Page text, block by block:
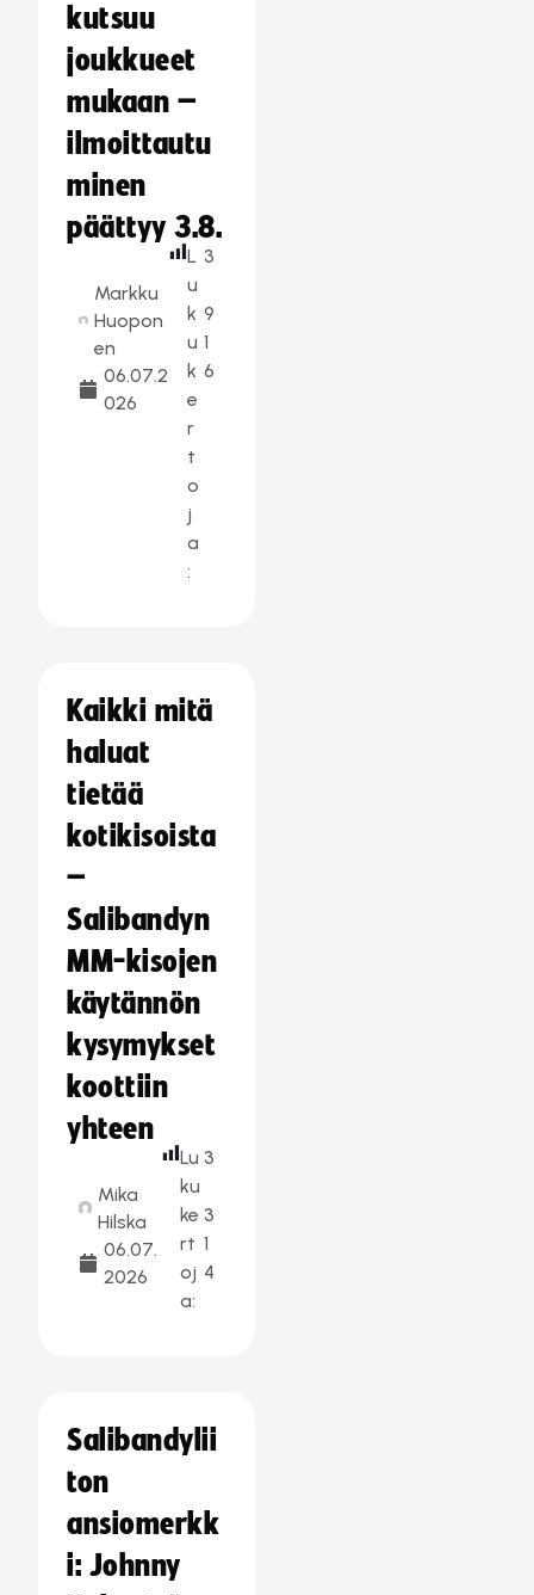
kutsuu
joukkueet
mukaan –
ilmoittautu
minen
päättyy 3.8.
Markku
Huopon
en
06.07.2
026
L
u
k
u
k
e
r
t
o
j
a
:
3
9
1
6
Kaikki mitä
haluat
tietää
kotikisoista
–
Salibandyn
MM-kisojen
käytännön
kysymykset
koottiin
yhteen
Mika
Hilska
06.07.
2026
Lu
ku
ke
rt
oj
a:
3
3
1
4
Salibandylii
ton
ansiomerkk
i: Johnny